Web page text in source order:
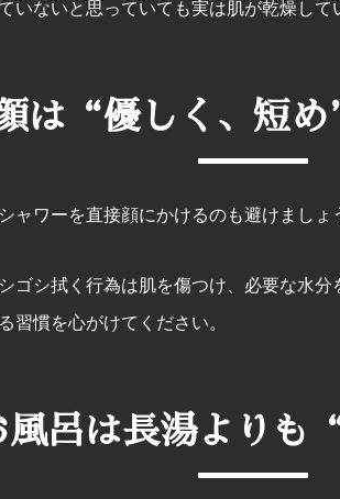
いないと思っていても実は肌が乾燥して
は“優しく、短
ャワーを直接顔にかけるのも避けましょ
ゴシ拭く行為は肌を傷つけ、必要な水
習慣を心がけてください。
風呂は長湯よりも